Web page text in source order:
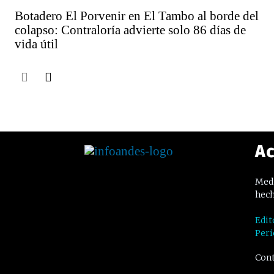
Botadero El Porvenir en El Tambo al borde del
colapso: Contraloría advierte solo 86 días de
vida útil